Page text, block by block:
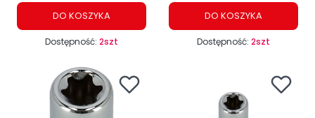
DO KOSZYKA
Dostępność: 2szt
DO KOSZYKA
Dostępność: 2szt